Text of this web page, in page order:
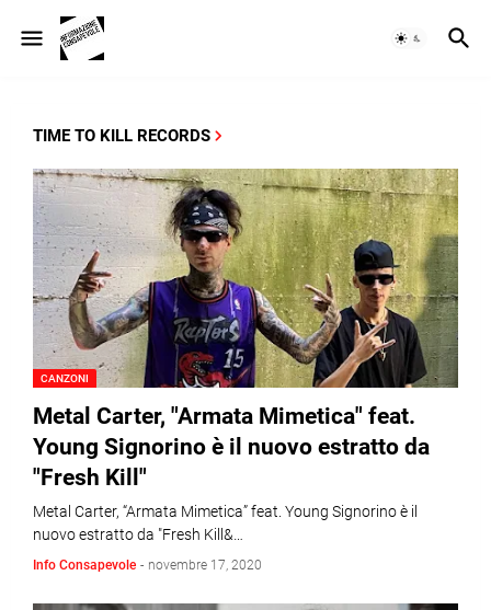
TIME TO KILL RECORDS
CANZONI
Metal Carter, "Armata Mimetica" feat.
Young Signorino è il nuovo estratto da
"Fresh Kill"
Metal Carter, “Armata Mimetica” feat. Young Signorino è il
nuovo estratto da "Fresh Kill&…
Info Consapevole - novembre 17, 2020